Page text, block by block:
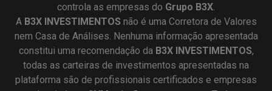
controla as empresas do Grupo B3X
A B3X INVESTIMENTOS não é uma Corretora de Valores
nem Casa de Análises. Nenhuma informação apresentada
constitui uma recomendação da B3X INVESTIMENTOS,
todas as carteiras de investimentos apresentadas na
plataforma são de profissionais certificados e empresas